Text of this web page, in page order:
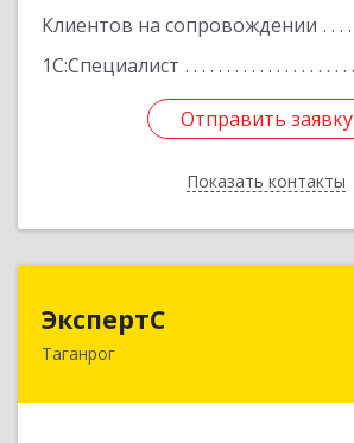
Клиентов на сопровождении
1С:Специалист
Отправить заявку
Показать контакты
Отправить заявку
Назад
ЭкспертС
Таганрог